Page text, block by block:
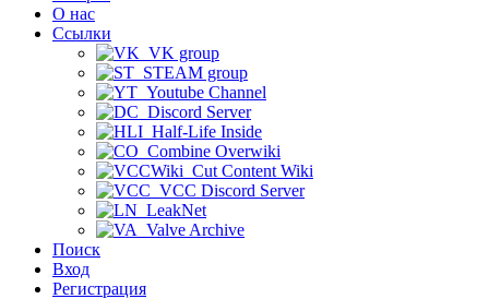
О нас
Ссылки
VK group
STEAM group
Youtube Channel
Discord Server
Half-Life Inside
Combine Overwiki
Cut Content Wiki
VCC Discord Server
LeakNet
Valve Archive
Поиск
Вход
Регистрация